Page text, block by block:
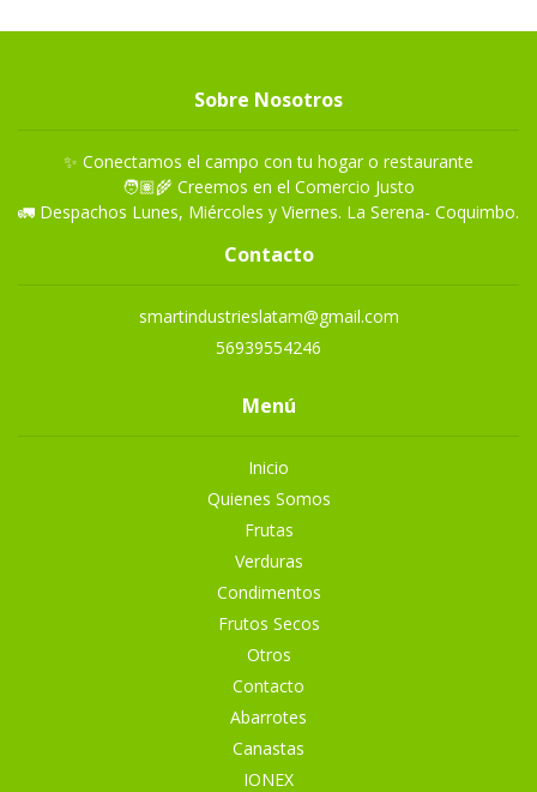
Sobre Nosotros
✨ Conectamos el campo con tu hogar o restaurante
🧑🏽‍🌾 Creemos en el Comercio Justo
🚛 Despachos Lunes, Miércoles y Viernes. La Serena- Coquimbo.
Contacto
smartindustrieslatam@gmail.com
56939554246
Menú
Inicio
Quienes Somos
Frutas
Verduras
Condimentos
Frutos Secos
Otros
Contacto
Abarrotes
Canastas
IONEX